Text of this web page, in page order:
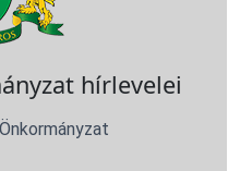
hírlevelei